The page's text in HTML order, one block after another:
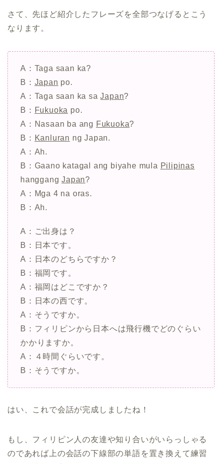
さて、先ほど紹介したフレーズを全部つなげるとこう
なります。
A：Taga saan ka?
B： Japan po.
A：Taga saan ka saJapan?
B： Fukuoka po.
A：Nasaan ba ang Fukuoka?
B： Kanluran ng Japan.
A：Ah.
B：Gaano katagal ang biyahe mula Pilipinas
hanggangJapan?
A：Mga 4 na oras.
B：Ah.
A：ご出身は？
B：日本です。
A：日本のどちらですか？
B：福岡です。
A：福岡はどこですか？
B：日本の西です。
A：そうですか。
B：フィリピンから日本へは飛行機でどのぐらい
かかりますか。
A：４時間ぐらいです。
B：そうですか。
はい、これで会話が完成しましたね！
もし、フィリピン人の友達や知り合いがいらっしゃる
のであれば上の会話の下線部の単語を置き換えて練習